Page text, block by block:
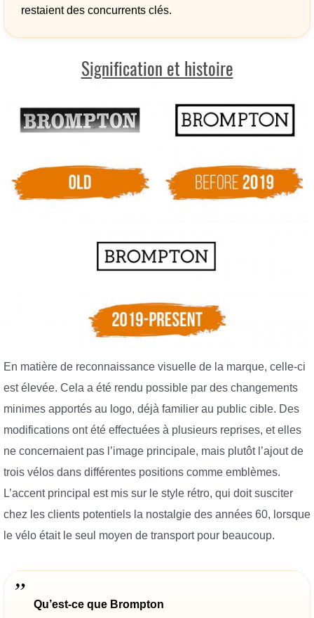
restaient des concurrents clés.
Signification et histoire
En matière de reconnaissance visuelle de la marque, celle-ci
est élevée. Cela a été rendu possible par des changements
minimes apportés au logo, déjà familier au public cible. Des
modifications ont été effectuées à plusieurs reprises, et elles
ne concernaient pas l’image principale, mais plutôt l’ajout de
trois vélos dans différentes positions comme emblèmes.
L’accent principal est mis sur le style rétro, qui doit susciter
chez les clients potentiels la nostalgie des années 60, lorsque
le vélo était le seul moyen de transport pour beaucoup.
Qu’est-ce que Brompton